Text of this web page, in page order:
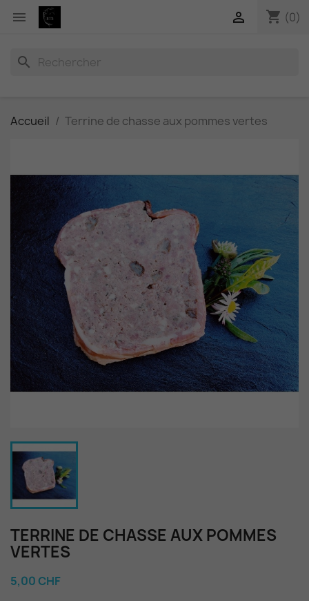
 shopping_cart (0)

search
Accueil Terrine de chasse aux pommes vertes
TERRINE DE CHASSE AUX POMMES
VERTES
5,00 CHF